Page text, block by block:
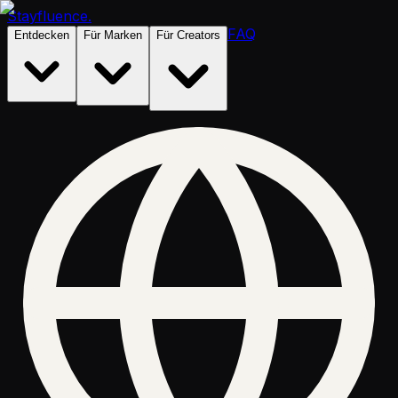
Stayfluence.
Entdecken Für Marken Für Creators FAQ